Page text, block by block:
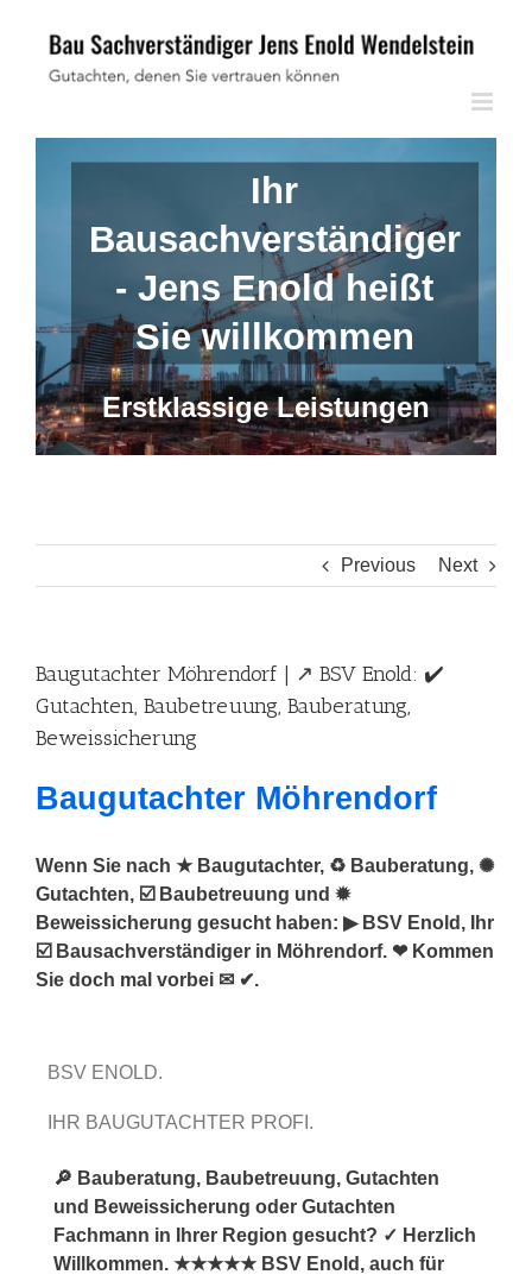
content
Ihr
Bausachverständiger
- Jens Enold heißt
Sie willkommen
Erstklassige Leistungen
Previous Next
Baugutachter Möhrendorf | ↗️ BSV Enold: ✔️
Gutachten, Baubetreuung, Bauberatung,
Beweissicherung
Baugutachter Möhrendorf
Wenn Sie nach ★ Baugutachter, ♻ Bauberatung, ✺
Gutachten, ☑️ Baubetreuung und ✹
Beweissicherung gesucht haben: ▶︎ BSV Enold, Ihr
☑️ Bausachverständiger in Möhrendorf. ❤ Kommen
Sie doch mal vorbei ✉ ✔.
BSV ENOLD.
IHR BAUGUTACHTER PROFI.
🔎 Bauberatung, Baubetreuung, Gutachten
und Beweissicherung oder Gutachten
Fachmann in Ihrer Region gesucht? ✓ Herzlich
Willkommen. ★★★★★ BSV Enold, auch für